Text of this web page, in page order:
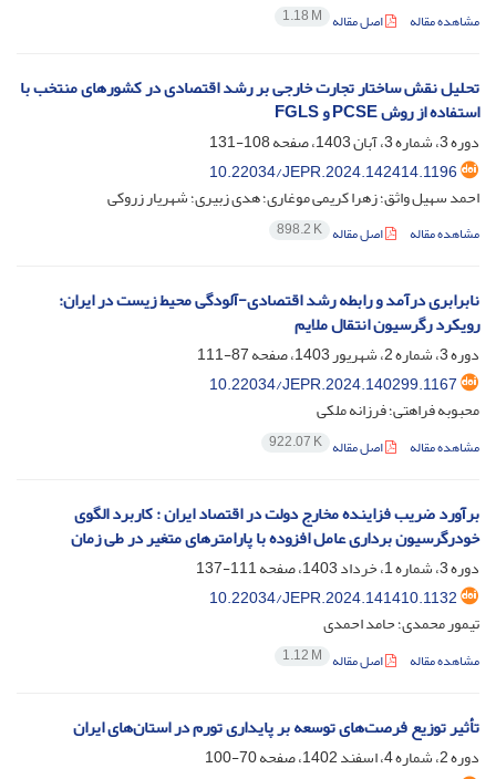
مشاهده مقاله اصل مقاله 1.18 M
تحلیل نقش ساختار تجارت خارجی بر رشد اقتصادی در کشورهای منتخب با
استفاده از روش ‌PCSE و FGLS
دوره 3، شماره 3، آبان 1403، صفحه
108-131
10.22034/JEPR.2024.142414.1196
احمد سهیل واثق؛ زهرا کریمی موغاری؛ هدی زبیری؛ شهریار زروکی
مشاهده مقاله اصل مقاله 898.2 K
نابرابری درآمد و رابطه رشد اقتصادی-آلودگی محیط زیست در ایران:
رویکرد رگرسیون انتقال ملایم
دوره 3، شماره 2، شهریور 1403، صفحه
87-111
10.22034/JEPR.2024.140299.1167
محبوبه فراهتی؛ فرزانه ملکی
مشاهده مقاله اصل مقاله 922.07 K
برآورد ضریب فزاینده مخارج دولت در اقتصاد ایران : کاربرد الگوی
خود‌رگرسیون برداری عامل افزوده با پارامترهای متغیر در طی زمان
دوره 3، شماره 1، خرداد 1403، صفحه
111-137
10.22034/JEPR.2024.141410.1132
تیمور محمدی؛ حامد احمدی
مشاهده مقاله اصل مقاله 1.12 M
تأثیر توزیع فرصت‌های توسعه بر پایداری تورم در استان‌های ایران
دوره 2، شماره 4، اسفند 1402، صفحه
70-100